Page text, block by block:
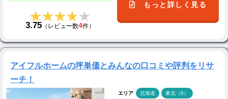
★★★★★
★★★★★
3.75 （レビュー数4件）
もっと詳しく見る
アイフルホームの坪単価とみんなの口コミや評判をリサ
ーチ！
エリア 北海道 東北（6）